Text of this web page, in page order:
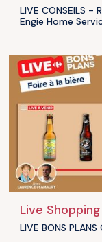
LIVE CONSEILS
Engie Home
Live Shopping
LIVE BONS